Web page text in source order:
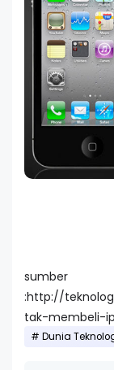
sumber
:http://
tak-membeli-
Dunia